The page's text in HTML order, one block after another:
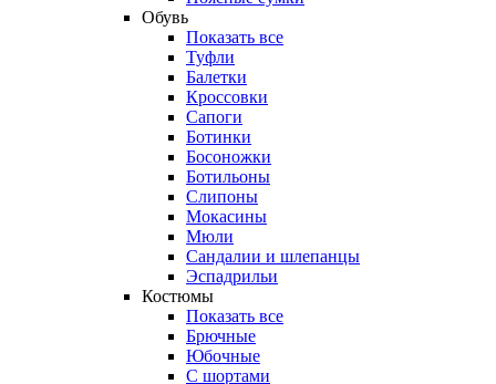
Обувь
Показать все
Туфли
Балетки
Кроссовки
Сапоги
Ботинки
Босоножки
Ботильоны
Слипоны
Мокасины
Мюли
Сандалии и шлепанцы
Эспадрильи
Костюмы
Показать все
Брючные
Юбочные
С шортами